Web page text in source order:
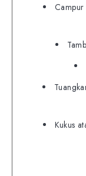
Kukus